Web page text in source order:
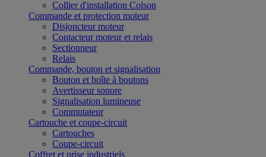
Collier d'installation Colson
Commande et protection moteur
Disjoncteur moteur
Contacteur moteur et relais
Sectionneur
Relais
Commande, bouton et signalisation
Bouton et boîte à boutons
Avertisseur sonore
Signalisation lumineuse
Commutateur
Cartouche et coupe-circuit
Cartouches
Coupe-circuit
Coffret et prise industriels